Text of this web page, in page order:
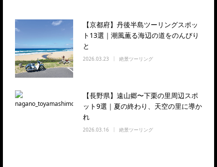
【京都府】丹後半島ツーリングスポッ
ト13選｜潮風薫る海辺の道をのんびり
と
2026.03.23 絶景ツーリング
【長野県】遠山郷〜下栗の里周辺スポ
ット9選｜夏の終わり、天空の里に導か
れ
2026.03.16 絶景ツーリング